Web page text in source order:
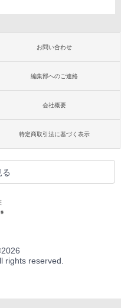
お問い合わせ
編集部へのご連絡
会社概要
特定商取引法に基づく表示
る
2026
rights reserved.